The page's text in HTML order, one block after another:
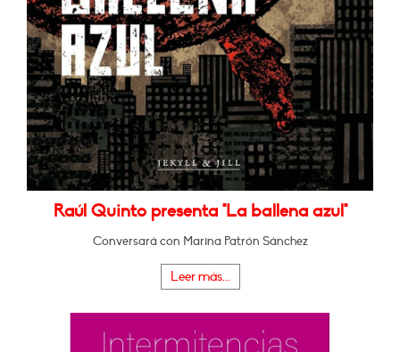
Raúl Quinto presenta "La ballena azul"
Conversará con Marina Patrón Sánchez
Leer más...